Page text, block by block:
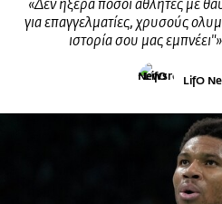
«Δεν ήξερα πόσοι αθλητές με
για επαγγελματίες, χρυσούς
ιστορία σου μας
LifO